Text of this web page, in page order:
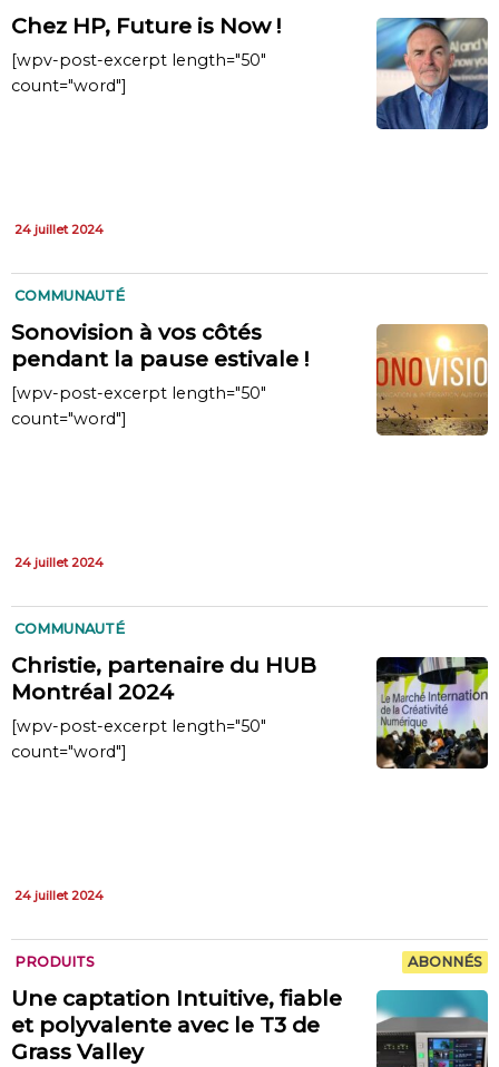
Chez HP, Future is Now !
[wpv-post-excerpt length="50"
count="word"]
24 juillet 2024
COMMUNAUTÉ
Sonovision à vos côtés
pendant la pause estivale !
[wpv-post-excerpt length="50"
count="word"]
24 juillet 2024
COMMUNAUTÉ
Christie, partenaire du HUB
Montréal 2024
[wpv-post-excerpt length="50"
count="word"]
24 juillet 2024
PRODUITS ABONNÉS
Une captation Intuitive, fiable
et polyvalente avec le T3 de
Grass Valley